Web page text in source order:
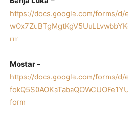
https://docs.google.com/forms/d/
rm
Mostar –
https://docs.google.com/forms/d/
form